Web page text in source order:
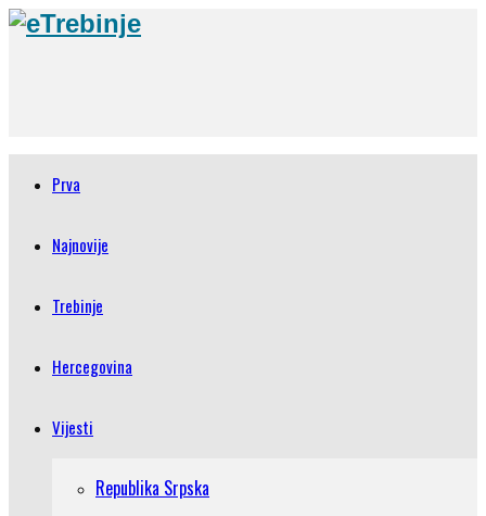
Prva
Najnovije
Trebinje
Hercegovina
Vijesti
Republika Srpska